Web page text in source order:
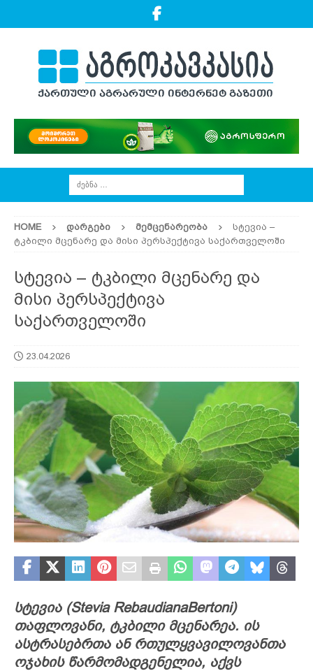
HOME ᲓᲐᲠᲒᲔᲑᲘ ᲛᲔᲛᲪᲔᲜᲐᲠᲔᲝᲑᲐ
სტევია –
ტკბილი მცენარე და მისი პერსპექტივა საქართველოში
სტევია – ტკბილი მცენარე და
მისი პერსპექტივა
საქართველოში
23.04.2026
სტევია (Stevia RebaudianaBertoni)
თაფლოვანი, ტკბილი მცენარეა. ის
ასტრასებრთა ან რთულყვავილოვანთა
ოჯახის წარმომადგენელია, აქვს